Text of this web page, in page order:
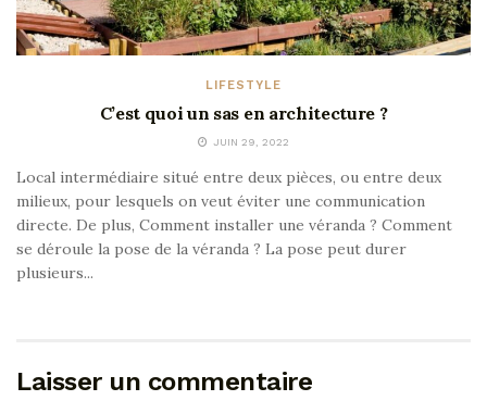
LIFESTYLE
C’est quoi un sas en architecture ?
JUIN 29, 2022
Local intermédiaire situé entre deux pièces, ou entre deux
milieux, pour lesquels on veut éviter une communication
directe. De plus, Comment installer une véranda ? Comment
se déroule la pose de la véranda ? La pose peut durer
plusieurs...
Laisser un commentaire